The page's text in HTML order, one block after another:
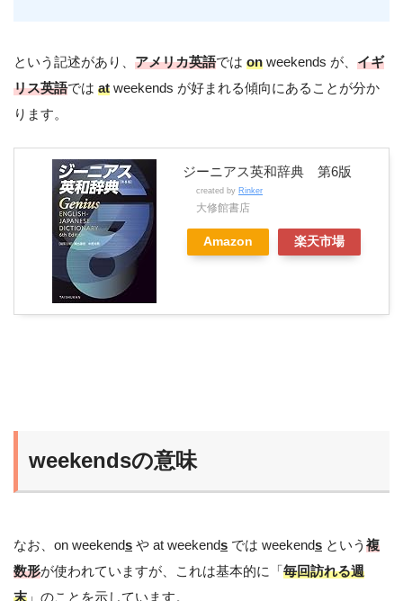
という記述があり、 アメリカ英語では on weekends が、 イギ
リス英語では at weekends が好まれる傾向にあることが分か
ります。
ジーニアス英和辞典 第6版
created by Rinker
大修館書店
Amazon 楽天市場
weekendsの意味
なお、on weekends や at weekends では weekends という 複
数形が使われていますが、これは基本的に「毎回訪れる週
末 」のことを示しています。